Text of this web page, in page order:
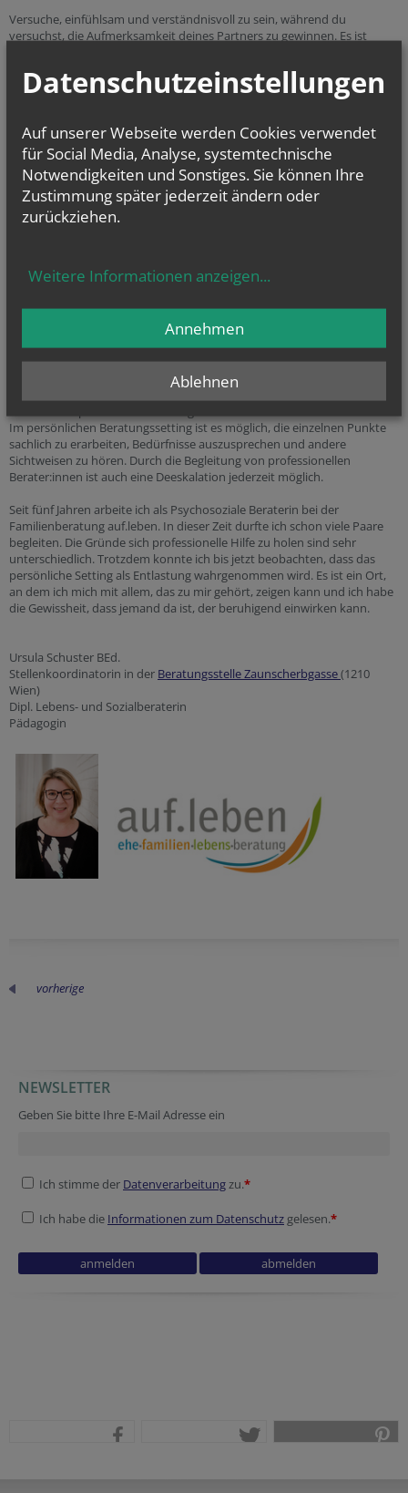
Versuche, einfühlsam und verständnisvoll zu sein, während du
versuchst, die Aufmerksamkeit deines Partners zu gewinnen. Es ist
Einschätzung durch die Psychosoziale Beraterin Ursula Schuster:
Ansätze!“, dachte ich. In einem weiteren Schritt stellte ich mir die Frage,
ob es wirklich hilfreich sein kann. Mit einem eindeutigen ja ist das nicht
zu beantworten.
Mir gefällt es gut, dass mir als Ratsuchende - gleich zu Beginn der
Antwort auf Frage 1 - Mitgefühl ausgesprochen wird. Dadurch erlebe ich
bleiben. Meistens sind gerade alltägliche Situationen schon emotional
Paarberatung geben. Ich denke, es ist für Ratsuchende wichtig,
Anregungen nachvollziehen zu können.
Die konkreten Punkte zu den Fragen sind meiner Meinung nach gute
Anregungen. Jedoch, ein Paar, dass keine gute Gesprächsbasis hat, kann
Im persönlichen Beratungssetting ist es möglich, die einzelnen Punkte
sachlich zu erarbeiten, Bedürfnisse auszusprechen und andere
Sichtweisen zu hören. Durch die Begleitung von professionellen
Berater:innen ist auch eine Deeskalation jederzeit möglich.
Seit fünf Jahren arbeite ich als Psychosoziale Beraterin bei der
Familienberatung auf.leben. In dieser Zeit durfte ich schon viele Paare
begleiten. Die Gründe sich professionelle Hilfe zu holen sind sehr
unterschiedlich. Trotzdem konnte ich bis jetzt beobachten, dass das
persönliche Setting als Entlastung wahrgenommen wird. Es ist ein Ort,
an dem ich mich mit allem, das zu mir gehört, zeigen kann und ich habe
die Gewissheit, dass jemand da ist, der beruhigend einwirken kann.
Ursula Schuster BEd.
Stellenkoordinatorin in der Beratungsstelle Zaunscherbgasse(1210
Wien)
Dipl. Lebens- und Sozialberaterin
Pädagogin
vorherige
NEWSLETTER
Geben Sie bitte Ihre E-Mail Adresse ein
Ich stimme der Datenverarbeitungzu.*
Ich habe die Informationen zum Datenschutz gelesen.*
Datenschutzeinstellungen
Auf unserer Webseite werden Cookies verwendet
für Social Media, Analyse, systemtechnische
Notwendigkeiten und Sonstiges. Sie können Ihre
Zustimmung später jederzeit ändern oder
zurückziehen.
Weitere Informationen anzeigen...
Ablehnen
Annehmen